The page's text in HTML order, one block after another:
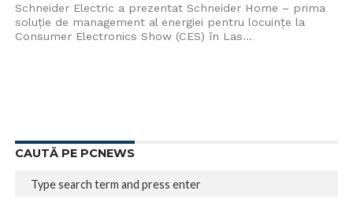
Schneider Electric a prezentat Schneider Home – prima
soluție de management al energiei pentru locuințe la
Consumer Electronics Show (CES) în Las...
CAUTĂ PE PCNEWS